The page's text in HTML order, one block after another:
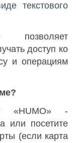
текстового
позволяет
доступ ко
и операциям
?
«HUMO» -
или посетите
(если карта